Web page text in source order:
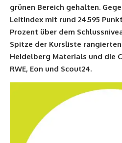
grünen Bereich gehalten.
Leitindex mit rund 24.595
Prozent über dem
Spitze der Kursliste
Heidelberg Materials und die
RWE, Eon und Scout24.